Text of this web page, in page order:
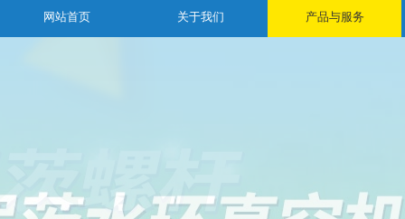
网站首页 关于我们 产品与服务